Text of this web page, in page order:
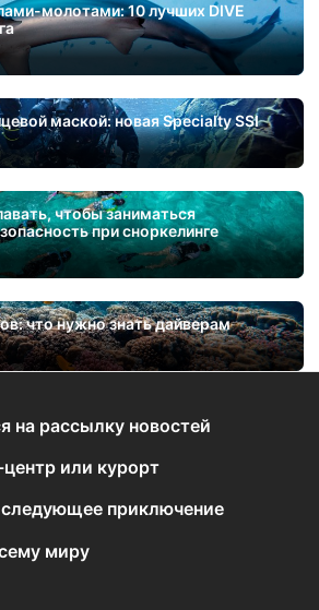
молотами: 10 лучших DIVE
маской: новая Specialty SSI
чтобы заниматься
при сноркелинге
что нужно знать дайверам
на рассылку новостей
или курорт
приключение
миру